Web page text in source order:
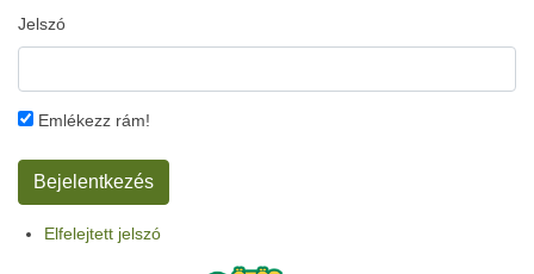
Jelszó
Emlékezz rám!
Elfelejtett jelszó